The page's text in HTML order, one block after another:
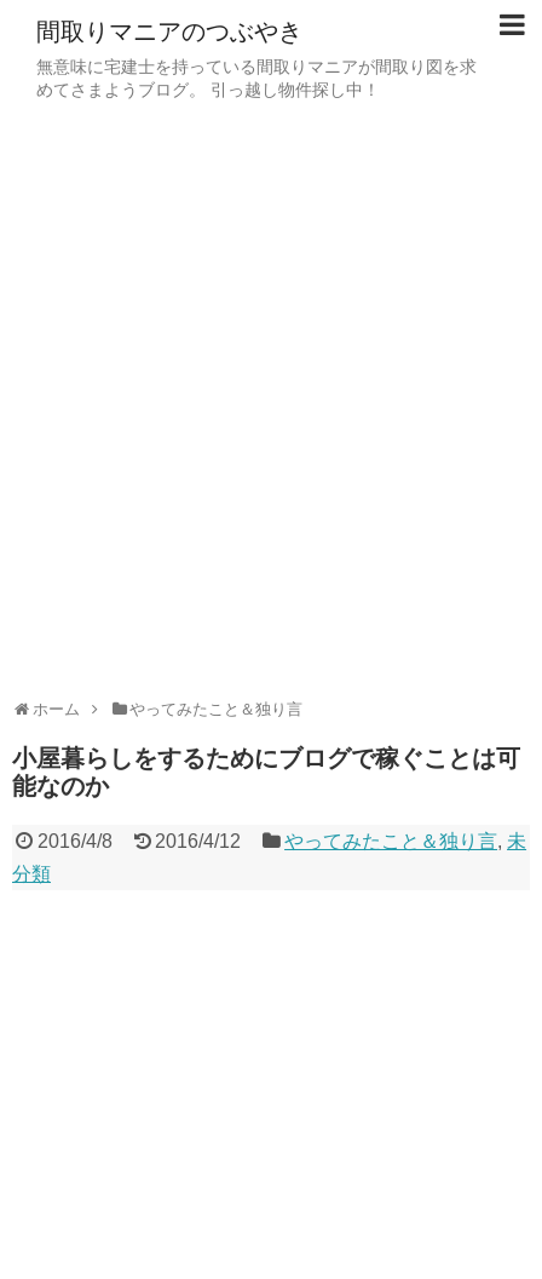
間取りマニアのつぶやき
無意味に宅建士を持っている間取りマニアが間取り図を求
めてさまようブログ。 引っ越し物件探し中！
ホーム やってみたこと＆独り言
小屋暮らしをするためにブログで稼ぐことは可
能なのか
2016/4/8 2016/4/12 やってみたこと＆独り言, 未
分類